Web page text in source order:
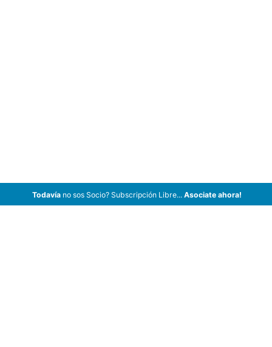
Todavíano sos Socio? Subscripción Libre... Asociate ahora!